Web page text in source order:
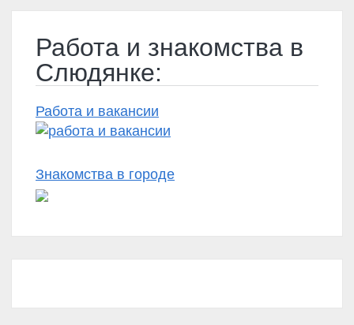
Работа и знакомства в
Слюдянке:
Работа и вакансии
Знакомства в городе